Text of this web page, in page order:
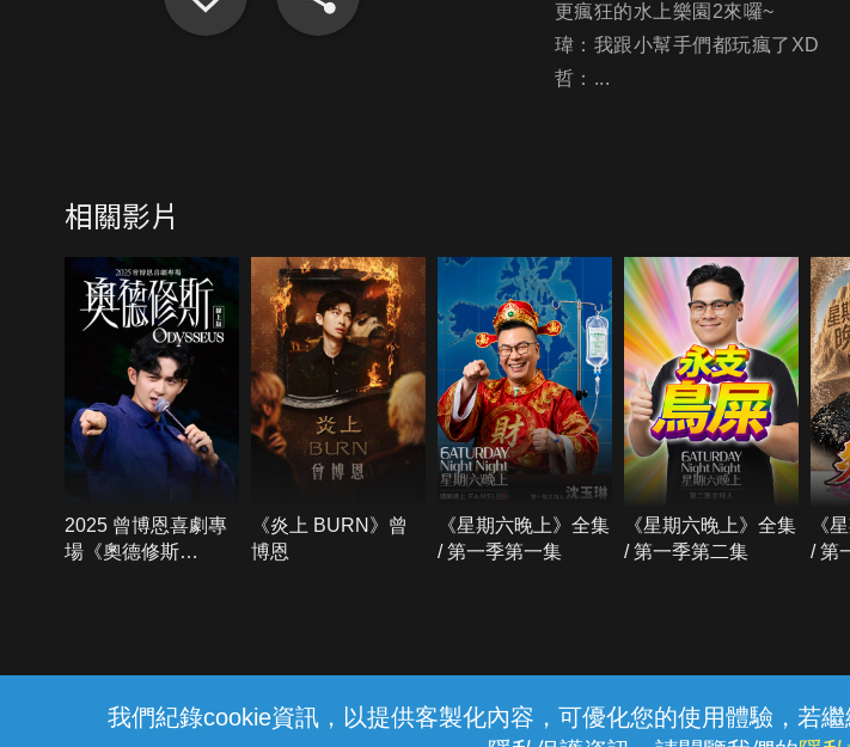
我們紀錄cookie資訊，以提供客製化內容，可優化您的使用體驗，若
更瘋狂的水上樂園2來囉~
瑋：我跟小幫手們都玩瘋了XD
哲：...
相關影片
2025 曾博恩喜劇專
場《奧德修斯
《炎上 BURN》曾
博恩
《星期六晚上》全集
/ 第一季第一集
《星期六晚上》全集
/ 第一季第二集
《
/ 第
線上客服 服務